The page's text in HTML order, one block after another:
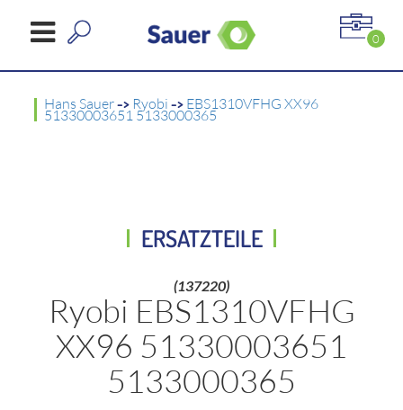
0
Hans Sauer-> Ryobi -> EBS1310VFHG XX96
51330003651 5133000365
ERSATZTEILE
(137220)
Ryobi EBS1310VFHG
XX96 51330003651
5133000365